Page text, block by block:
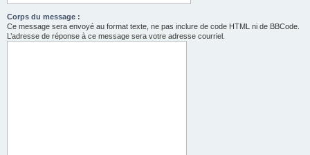
Corps du message :
Ce message sera envoyé au format texte, ne pas inclure de code HTML ni de BBCode.
L’adresse de réponse à ce message sera votre adresse courriel.